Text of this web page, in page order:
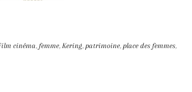
cinéma, femme, Kering, patrimoine, place des femmes,